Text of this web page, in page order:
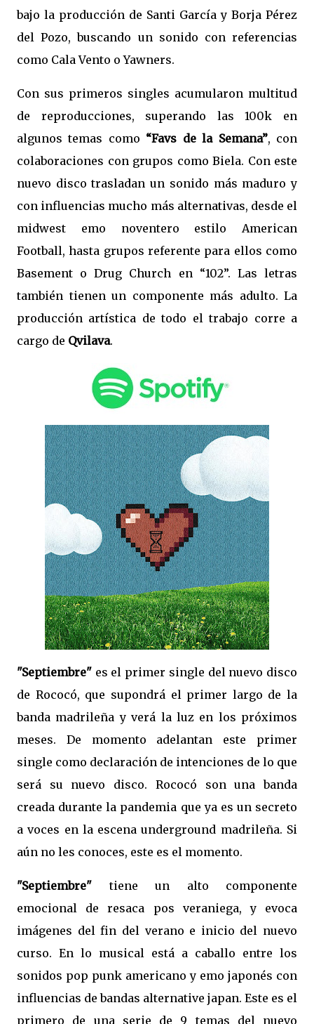
bajo la producción de Santi García y Borja Pérez
del Pozo, buscando un sonido con referencias
como Cala Vento o Yawners.
Con sus primeros singles acumularon multitud
de reproducciones, superando las 100k en
algunos temas como “Favs de la Semana”, con
colaboraciones con grupos como Biela. Con este
nuevo disco trasladan un sonido más maduro y
con influencias mucho más alternativas, desde el
midwest emo noventero estilo American
Football, hasta grupos referente para ellos como
Basement o Drug Church en “102”. Las letras
también tienen un componente más adulto. La
producción artística de todo el trabajo corre a
cargo de Qvilava.
"Septiembre" es el primer single del nuevo disco
de Rococó, que supondrá el primer largo de la
banda madrileña y verá la luz en los próximos
meses. De momento adelantan este primer
single como declaración de intenciones de lo que
será su nuevo disco. Rococó son una banda
creada durante la pandemia que ya es un secreto
a voces en la escena underground madrileña. Si
aún no les conoces, este es el momento.
"Septiembre" tiene un alto componente
emocional de resaca pos veraniega, y evoca
imágenes del fin del verano e inicio del nuevo
curso. En lo musical está a caballo entre los
sonidos pop punk americano y emo japonés con
influencias de bandas alternative japan. Este es el
primero de una serie de 9 temas del nuevo